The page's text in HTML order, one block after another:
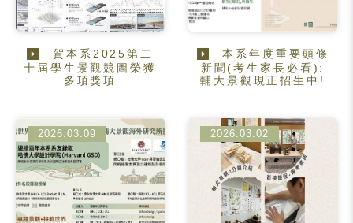
賀本系2025第二
十屆學生景觀競圖榮獲
多項獎項
本系年度重要頭條
新聞(考生家長必看):
輔大景觀現正招生中!
2026.03.09 2026.03.02